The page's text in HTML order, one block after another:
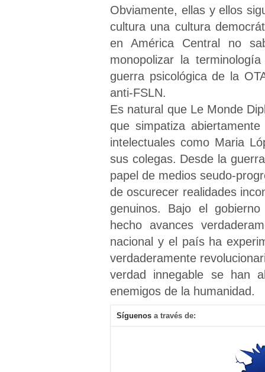
Obviamente, ellas y ellos
cultura una cultura
en América Central no
monopolizar la
guerra psicológica de la
anti-FSLN.
Es natural que Le Monde
que simpatiza
intelectuales como Maria
sus colegas. Desde la
papel de medios seudo-
de oscurecer realidades
genuinos. Bajo el
hecho avances
nacional y el país ha
verdaderamente
verdad innegable se han
enemigos de la humanidad.
Síguenos a través de: